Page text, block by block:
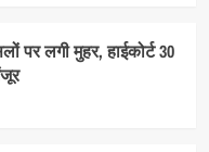
पर लगी मुहर, हाईकोर्ट 30